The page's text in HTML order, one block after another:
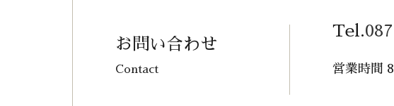
お問い合わせ
Contact
Tel.
営業時間